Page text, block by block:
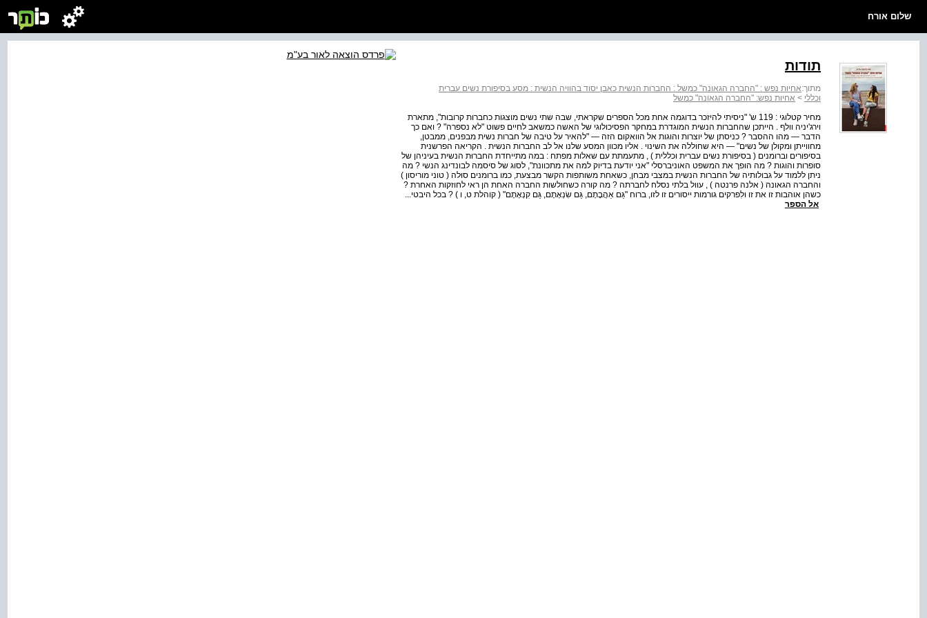
שלום אורח
תודות
מתוך:אחיות נפש : "החברה הגאונה" כמשל : החברות הנשית כאבן יסוד בהוויה הנשית : מסע בסיפורת נשים עברית
וכללי > אחיות נפש: "החברה הגאונה" כמשל
מחיר קטלוגי : 119 ש' "ניסיתי להיזכר בדוגמה אחת מכל הספרים שקראתי, שבה שתי נשים מוצגות כחברות קרובות", מתארת
וירג'יניה וולף . הייתכן שהחברות הנשית המוגדרת במחקר הפסיכולוגי של האשה כמשאב לחיים פשוט "לא נספרה" ? ואם כך
הדבר — מהו ההסבר ? כניסתן של יוצרות והוגות אל הוואקום הזה — "להאיר על טיבה של חברות נשית מבפנים, ממבטן,
מחווייתן ומקולן של נשים" — היא שחוללה את השינוי . אליו מכוון המסע שלנו אל לב החברות הנשית . הקריאה הפרשנית
בסיפורים וברומנים ( בסיפורת נשים עברית וכללית ) , מתעמתת עם שאלות מפתח : במה מתייחדת החברוּת הנשית בעיניהן של
סופרות והוגות ? מה הופך את המשפט האוניברסלי "אני יודעת בדיוק למה את מתכוונת", לסוג של סיסמה לבונדינג הנשי ? מה
ניתן ללמוד על גבולותיה של החברות הנשית במצבי מבחן, כשאחת משותפות הקשר מבצעת, כמו ברומנים סוּלה ( טוני מוריסון )
והחברה הגאונה ( אלנה פרנטה ) , עוול בלתי נסלח לחברתה ? מה קורה כשחולשות החברה האחת הן ראי לחוזקות האחרת ?
כשהן אוהבות זו את זו ולִפרקים גורמות ייסורים זו לזו, ברוח "גַּם אַהֲבָתָם, גַּם שִׂנְאָתָם, גַּם קִנְאָתָם" ( קוהלת ט, ו ) ? בכל היבטי...
אל הספר